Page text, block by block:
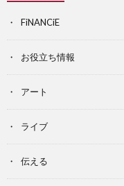
FiNANCiE
お役立ち情報
アート
ライブ
伝える